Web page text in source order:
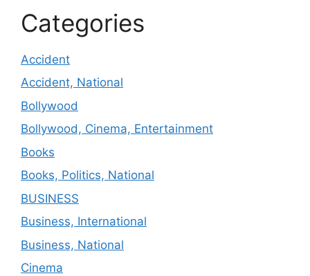
Categories
Accident
Accident, National
Bollywood
Bollywood, Cinema, Entertainment
Books
Books, Politics, National
BUSINESS
Business, International
Business, National
Cinema